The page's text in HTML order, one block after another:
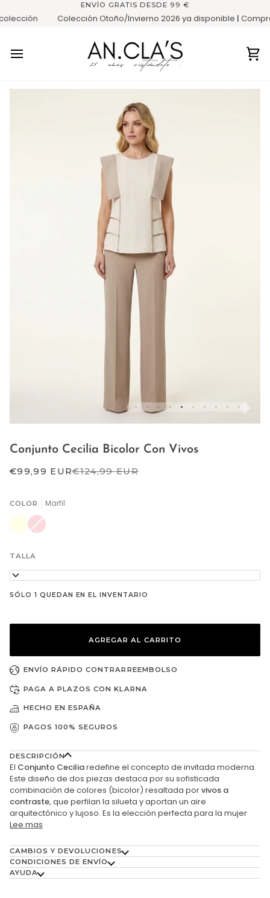
directamente
ENVÍO GRATIS DESDE 99 €
Colección Otoño/Invierno 2026 ya disponible|Compra
Conjunto Cecilia Bicolor Con Vivos
€99,99 EUR€124,99 EUR
COLOR Marfil
MarfilRosa
maquillaje
Variante
agotada
o
TALLA
38
SÓLO 1 QUEDAN EN EL INVENTARIO
AGREGAR AL CARRITO
ENVÍO RÁPIDO CONTRARREEMBOLSO
PAGA A PLAZOS CON KLARNA
HECHO EN ESPAÑA
PAGOS 100% SEGUROS
DESCRIPCIÓN
El Conjunto Ceciliaredefine el concepto de invitada moderna.
Este diseño de dos piezas destaca por su sofisticada
combinación de colores (bicolor) resaltada porvivos a
contraste, que perfilan la silueta y aportan un aire
arquitectónico y lujoso. Es la elección perfecta para la mujer
Lee mas
CAMBIOS Y DEVOLUCIONES
CONDICIONES DE ENVÍO
AYUDA